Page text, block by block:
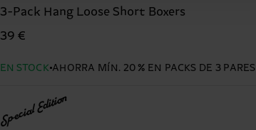
3-Pack Hang Loose Short Boxers
39 €
EN STOCK AHORRA MÍN. 20 % EN PACKS DE 3 PARES
Special Edition